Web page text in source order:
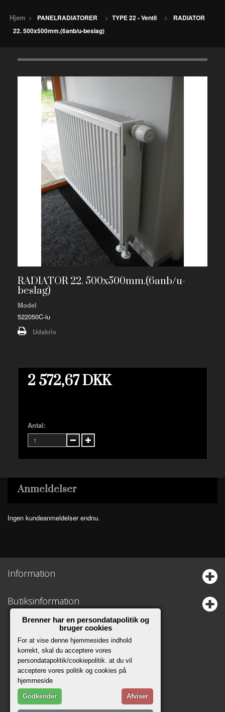
Hjem > PANELRADIATORER > TYPE 22 - Ventil >
RADIATOR
22. 500x500mm.(6anb/u-beslag)
RADIATOR 22. 500x500mm.(6anb/u-
beslag)
Model
522050C-iu
Udskriv
2 572,67 DKK
Antal:
Anmeldelser
Ingen kundeanmeldelser endnu.
Information
Butiksinformation
Brenner har en persondatapolitik og
bruger cookies
For at vise denne hjemmesides indhold
korrekt, skal du acceptere vores
persondatapolitik/cookiepolitik. at du vil
acceptere vores politik og cookies på
hjemmeside
Godkender Afviser